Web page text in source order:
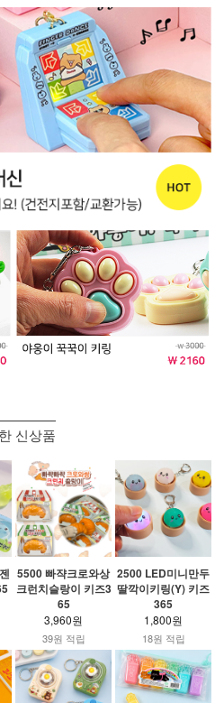
신상품
5500 빠쟉크로와상
크런치슬랑이 키즈3
65
3,960원
39원 적립
2500 LED미니만두
딸깍이키링(Y) 키즈
365
1,800원
18원 적립